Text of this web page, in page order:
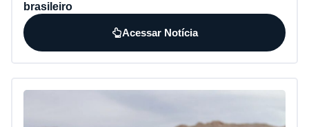
brasileiro
Acessar Notícia